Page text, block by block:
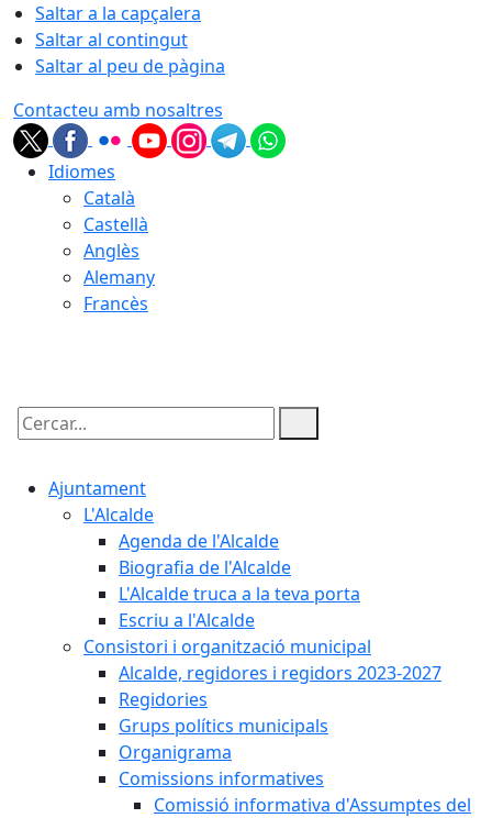
Saltar a la capçalera
Saltar al contingut
Saltar al peu de pàgina
Contacteu amb nosaltres
Idiomes
Català
Castellà
Anglès
Alemany
Francès
Cercar:
Ajuntament
L'Alcalde
Agenda de l'Alcalde
Biografia de l'Alcalde
L'Alcalde truca a la teva porta
Escriu a l'Alcalde
Consistori i organització municipal
Alcalde, regidores i regidors 2023-2027
Regidories
Grups polítics municipals
Organigrama
Comissions informatives
Comissió informativa d'Assumptes del